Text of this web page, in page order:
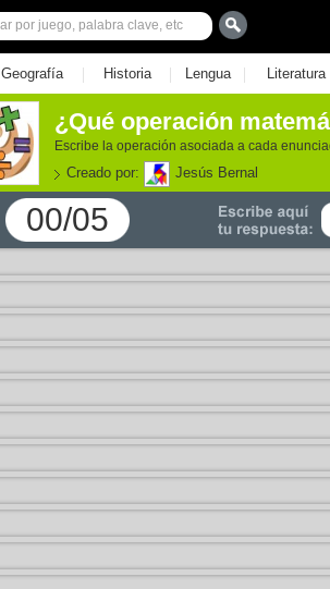
Geografía | Historia | Lengua | Literatura
¿Qué operación
Escribe la operación asociada a cada
Creado por: Jesús Bernal
00/05